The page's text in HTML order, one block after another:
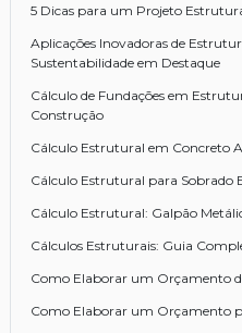
5 Dicas para um Projeto
Aplicações Inovadoras de
Sustentabilidade em Destaque
Cálculo de Fundações em
Construção
Cálculo Estrutural em Concreto
Cálculo Estrutural para Sobrado
Cálculo Estrutural: Galpão
Cálculos Estruturais: Guia
Como Elaborar um Orçamento
Como Elaborar um Orçamento